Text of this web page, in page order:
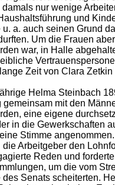
nur wenige
und
a. auch seinen Grund
Um die Frauen
war, in Halle
Zeit von Clara
Helma Steinbach
mit den
eine eigene
in die Gewerkschaften
Stimme
Arbeitgeber den
Reden und
um die vom
Senats scheiterten.